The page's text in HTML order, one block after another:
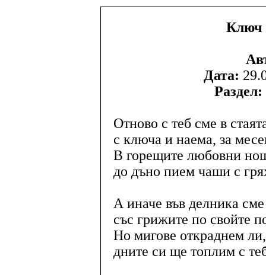
Ключ
Дата:
Раздел:
Отново с теб сме в
с ключа и наема, за
В горещите любовни
до дъно пием чаши с
А иначе във делника
със грижите по свойте
Но мигове откраднем
дните си ще топлим с